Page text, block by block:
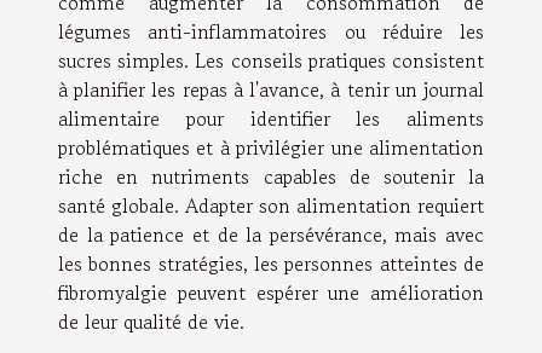
légumes anti-inflammatoires ou réduire les
sucres simples. Les conseils pratiques consistent
à planifier les repas à l'avance, à tenir un journal
alimentaire pour identifier les aliments
problématiques et à privilégier une alimentation
riche en nutriments capables de soutenir la
santé globale. Adapter son alimentation requiert
de la patience et de la persévérance, mais avec
les bonnes stratégies, les personnes atteintes de
fibromyalgie peuvent espérer une amélioration
de leur qualité de vie.